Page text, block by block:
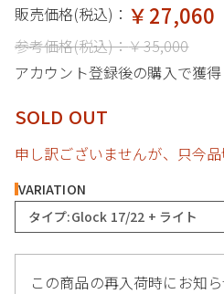
販売価格(税込)： ￥27,060
参考価格(税込)：￥35,000
アカウント登録後の購入で獲得
SOLD OUT
申し訳ございませんが、只今品
VARIATION
タイプ:Glock 17/22 + ライト
この商品の再入荷時にお知